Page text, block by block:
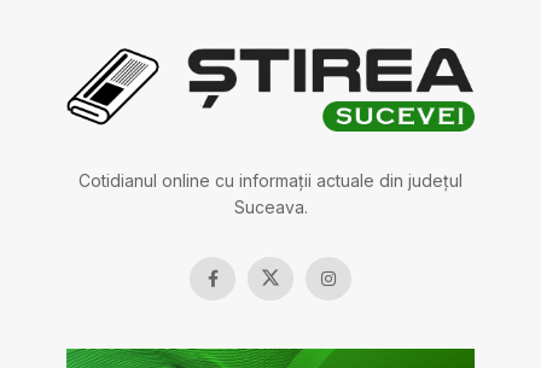
Cotidianul online cu informații actuale din județul
Suceava.